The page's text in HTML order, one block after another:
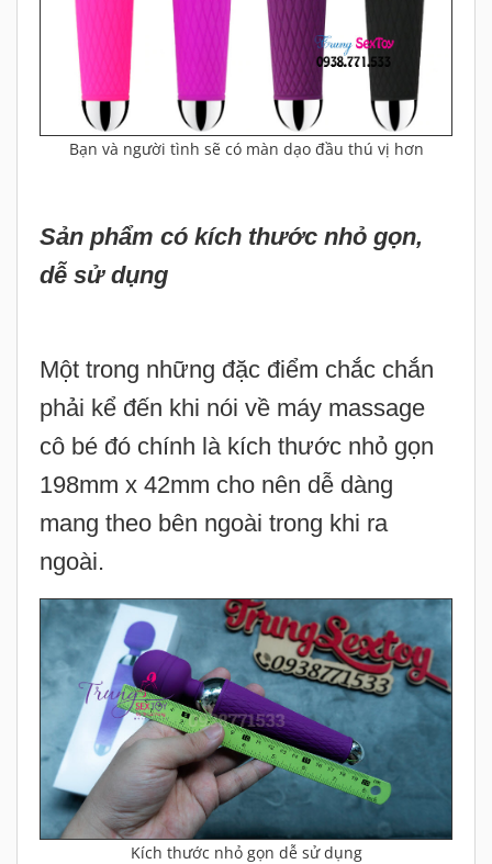
Bạn và người tình sẽ có màn dạo đầu thú vị hơn
Sản phẩm có kích thước nhỏ gọn,
dễ sử dụng
Một trong những đặc điểm chắc chắn
phải kể đến khi nói về máy massage
cô bé đó chính là kích thước nhỏ gọn
198mm x 42mm cho nên dễ dàng
mang theo bên ngoài trong khi ra
ngoài.
Kích thước nhỏ gọn dễ sử dụng